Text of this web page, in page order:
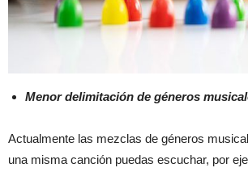
Menor delimitación de géneros
Actualmente las mezclas de géneros
una misma canción puedas escuchar, por